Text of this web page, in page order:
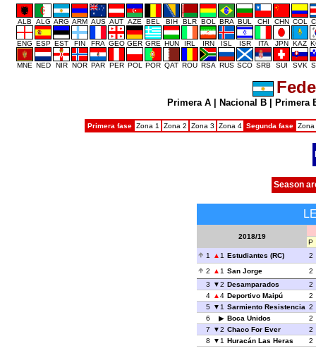
ALB ALG ARG ARM AUS AUT AZE BEL BIH BLR BOL BRA BUL CHI CHN COL
ENG ESP EST FIN FRA GEO GER GRE HUN IRL IRN ISL ISR ITA JPN KAZ
MNE NED NIR NOR PAR PER POL POR QAT ROU RSA RUS SCO SRB SUI SVK
Primera A Nacional B Primera
Primera fase Zona 1 Zona 2 Zona 3 Zona 4 Segunda fase Zona
Season
2018/19
P
1
1 Estudiantes (RC)
2
2
1 San Jorge
2
3
2 Desamparados
2
4
4 Deportivo Maipú
2
5
1 Sarmiento Resistencia 2
6
Boca Unidos
2
7
2 Chaco For Ever
2
8
1 Huracán Las Heras 2